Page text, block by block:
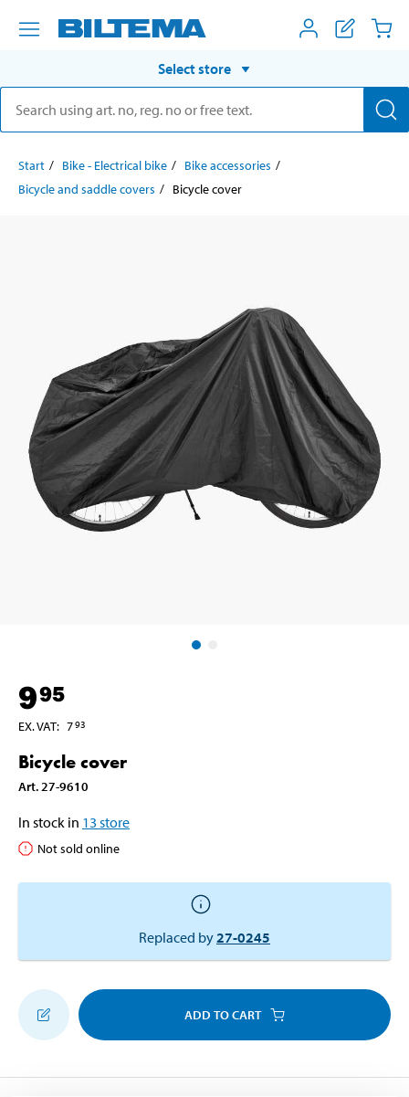
Select store
Start Bike - Electrical bike
Bike accessories
Bicycle and saddle covers
Bicycle cover
995
EX. VAT: 793
Bicycle cover
Art. 27-9610
In stock in 13 store
Not sold online
Replaced by27-0245
ADD TO CART